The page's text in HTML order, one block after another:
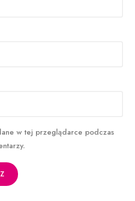
w tej przeglądarce podczas